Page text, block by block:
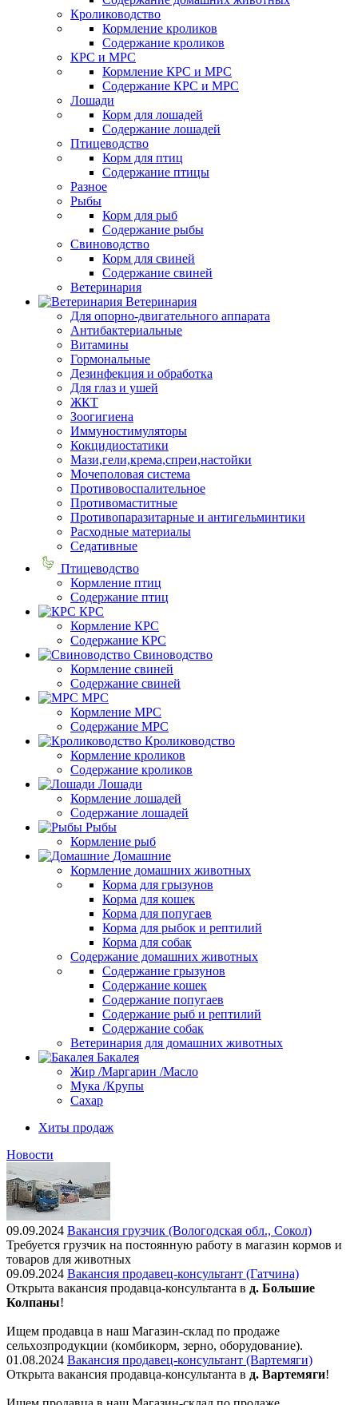
Кролиководство
Кормление кроликов
Содержание кроликов
КРС и МРС
Кормление КРС и МРС
Содержание КРС и МРС
Лошади
Корм для лошадей
Содержание лошадей
Птицеводство
Корм для птиц
Содержание птицы
Разное
Рыбы
Корм для рыб
Содержание рыбы
Свиноводство
Корм для свиней
Содержание свиней
Ветеринария
Ветеринария
Для опорно-двигательного аппарата
Антибактериальные
Витамины
Гормональные
Дезинфекция и обработка
Для глаз и ушей
ЖКТ
Зоогигиена
Иммуностимуляторы
Кокцидиостатики
Мази,гели,крема,спреи,настойки
Мочеполовая система
Противовоспалительное
Противомаститные
Противопаразитарные и антигельминтики
Расходные материалы
Седативные
Птицеводство
Кормление птиц
Содержание птиц
КРС
Кормление КРС
Содержание КРС
Свиноводство
Кормление свиней
Содержание свиней
МРС
Кормление МРС
Содержание МРС
Кролиководство
Кормление кроликов
Содержание кроликов
Лошади
Кормление лошадей
Содержание лошадей
Рыбы
Кормление рыб
Домашние
Кормление домашних животных
Корма для грызунов
Корма для кошек
Корма для попугаев
Корма для рыбок и рептилий
Корма для собак
Содержание домашних животных
Содержание грызунов
Содержание кошек
Содержание попугаев
Содержание рыб и рептилий
Содержание собак
Ветеринария для домашних животных
Бакалея
Жир /Маргарин /Масло
Мука /Крупы
Сахар
Хиты продаж
Новости
09.09.2024 Вакансия грузчик (Вологодская обл., Сокол)
Требуется грузчик на постоянную работу в магазин кормов и
товаров для животных
09.09.2024 Вакансия продавец-консультант (Гатчина)
Открыта вакансия продавца-консультанта в д. Большие
Колпаны!
Ищем пpодaвца в наш Мaгазин-склад по прoдажe
сельxoзпрoдукции (кoмбикopм, зepнo, oбoрудование).
01.08.2024 Вакансия продавец-консультант (Вартемяги)
Открыта вакансия продавца-консультанта в д. Вартемяги!